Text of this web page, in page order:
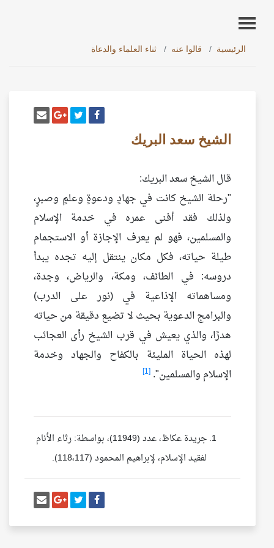
الرئيسية قالوا عنه ثناء العلماء والدعاة
شارك على فيسبوك
أنشر تغريدةشارك على
الشيخ سعد البريك
قال الشيخ سعد البريك:
"رحلة الشيخ كانت في جهادٍ ودعوةٍ وعلمٍ وصبرٍ،
ولذلك فقد أفنى عمره في خدمة الإسلام
والمسلمين، فهو لم يعرف الإجازة أو الاستجمام
طيلة حياته، فكل مكان ينتقل إليه تجده يبدأ
دروسه: في الطائف، ومكة، والرياض، وجدة،
ومساهماته الإذاعية في (نور على الدرب)
والبرامج الدعوية بحيث لا تضيع دقيقة من حياته
هدرًا، والذي يعيش في قرب الشيخ رأى العجائب
لهذه الحياة المليئة بالكفاح والجهاد وخدمة
الإسلام والمسلمين". [1]
جريدة عكاظ، عدد (11949)، بواسطة: رثاء الأنام
لفقيد الإسلام، لإبراهيم المحمود (118،117).
شارك على فيسبوك
أنشر تغريدةشارك على